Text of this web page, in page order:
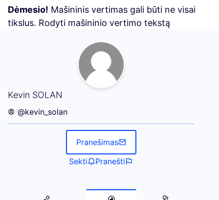
Dėmesio! Mašininis vertimas gali būti ne visai
tikslus. Rodyti mašininio vertimo tekstą
Kevin SOLAN
Seku (Kevin SOLAN)
@kevin_solan
Pranešimas
Sekti
Pranešti